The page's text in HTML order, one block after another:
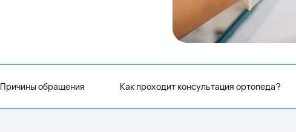
Причины обращения Как проходит консультация ортопеда?